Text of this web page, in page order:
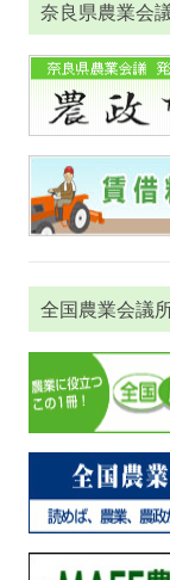
奈良県農業会
全国農業会議